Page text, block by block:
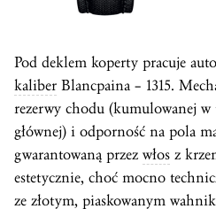
Pod deklem koperty pracuje
kaliber Blancpaina – 1315.
rezerwy chodu (kumulowanej w
głównej) i odporność na pola
gwarantowaną przez włos z
estetycznie, choć mocno
ze złotym, piaskowanym